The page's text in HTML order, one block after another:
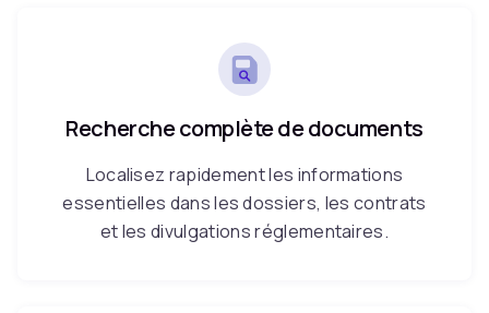
Recherche complète de documents
Localisez rapidement les informations
essentielles dans les dossiers, les contrats
et les divulgations réglementaires.